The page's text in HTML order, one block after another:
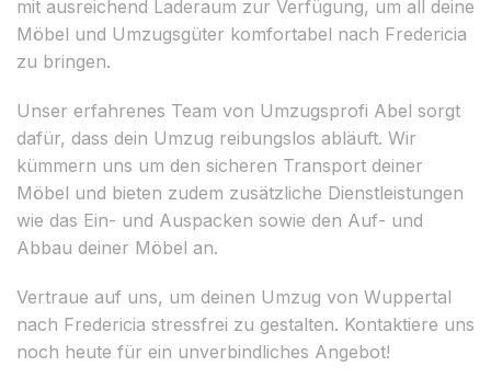
mit ausreichend Laderaum zur Verfügung, um all deine
Möbel und Umzugsgüter komfortabel nach Fredericia
zu bringen.
Unser erfahrenes Team von Umzugsprofi Abel sorgt
dafür, dass dein Umzug reibungslos abläuft. Wir
kümmern uns um den sicheren Transport deiner
Möbel und bieten zudem zusätzliche Dienstleistungen
wie das Ein- und Auspacken sowie den Auf- und
Abbau deiner Möbel an.
Vertraue auf uns, um deinen Umzug von Wuppertal
nach Fredericia stressfrei zu gestalten. Kontaktiere uns
noch heute für ein unverbindliches Angebot!